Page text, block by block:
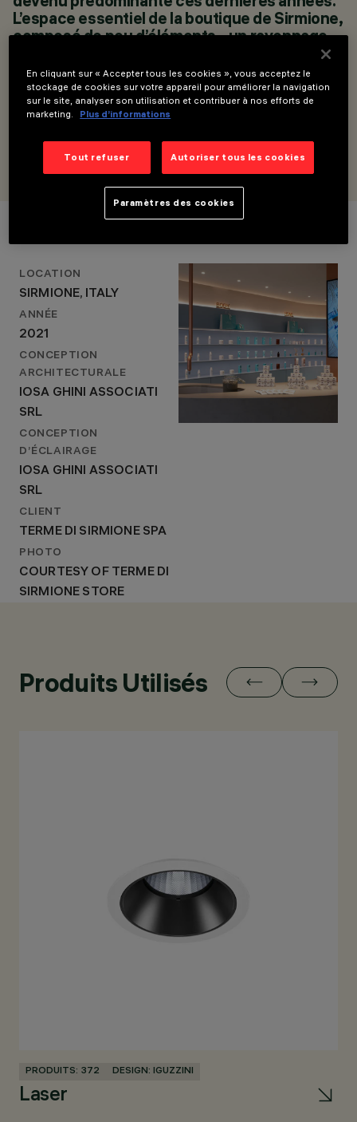
ASSOCIATI SRL
CONCEPTION
ASSOCIATI SRL
L’espace essentiel de la boutique de Sirmione,
composé de peu d’éléments - un rayonnage
l’architecture de l’espace - est mis en valeur,
en termes d’éclairage, par la possibilité
d’activer trois scénarios avec les lumières
LED.
MASSIMO IOSA GHINI, ARCHITECT
Détails du projet
LOCATION
SIRMIONE, ITALY
ANNÉE
2021
CONCEPTION
ARCHITECTURALE
IOSA GHINI ASSOCIATI
SRL
CONCEPTION
D’ÉCLAIRAGE
IOSA GHINI ASSOCIATI
SRL
CLIENT
TERME DI SIRMIONE SPA
PHOTO
COURTESY OF TERME DI
SIRMIONE STORE
Produits Utilisés
PRODUITS: 372 DESIGN: IGUZZINI
Laser
En cliquant sur « Accepter tous les cookies », vous acceptez le
stockage de cookies sur votre appareil pour améliorer la navigation
sur le site, analyser son utilisation et contribuer à nos efforts de
marketing.
Plus d’informations
Tout refuser Autoriser tous les cookies
Paramètres des cookies